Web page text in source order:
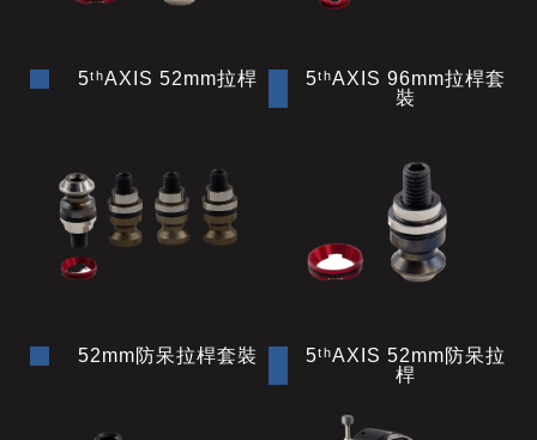
5ᵗʰAXIS 52mm拉桿
5ᵗʰAXIS 96mm拉桿套
裝
52mm防呆拉桿套裝
5ᵗʰAXIS 52mm防呆拉
桿